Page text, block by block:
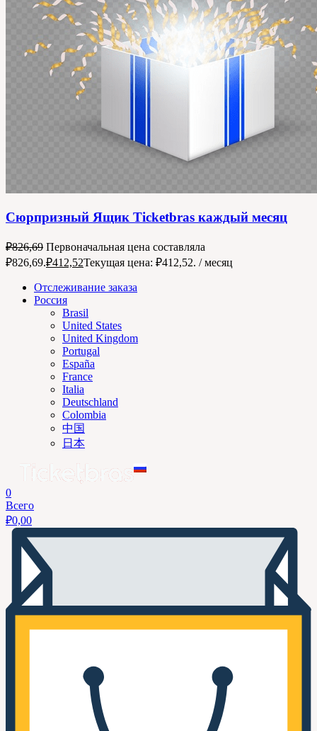
Сюрпризный Ящик Ticketbras каждый месяц
₽826,69 Первоначальная цена составляла
₽826,69.₽412,52Текущая цена: ₽412,52. / месяц
Отслеживание заказа
Россия
Brasil
United States
United Kingdom
Portugal
España
France
Italia
Deutschland
Colombia
中国
日本
0
Всего
₽0,00